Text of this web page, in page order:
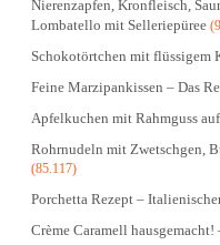
Nierenzapfen, Kronfleisch,
Lombatello mit Selleriepüree
Schokotörtchen mit flüssigem
Feine Marzipankissen – Das
Apfelkuchen mit Rahmguss
Rohrnudeln mit Zwetschgen,
(85.117)
Porchetta Rezept –
Crème Caramell hausgemacht!